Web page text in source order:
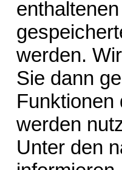
werden.
Sie dann
Funktionen
werden
Unter den